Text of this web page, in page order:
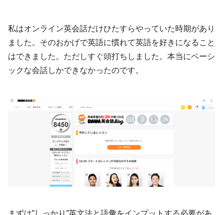
私はオンライン英会話だけひたすらやっていた時期があり
ました。そのおかげで英語に慣れて英語を好きになること
はできました。ただしすぐ頭打ちしました。本当にベーシ
ックな会話しかできなかったのです。